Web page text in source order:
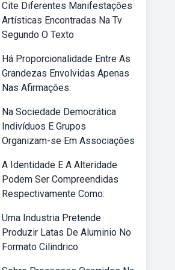
Cite Diferentes Manifestações
Artísticas Encontradas Na Tv
Segundo O Texto
Há Proporcionalidade Entre As
Grandezas Envolvidas Apenas
Nas Afirmações:
Na Sociedade Democrática
Indivíduos E Grupos
Organizam-se Em Associações
A Identidade E A Alteridade
Podem Ser Compreendidas
Respectivamente Como:
Uma Industria Pretende
Produzir Latas De Aluminio No
Formato Cilindrico